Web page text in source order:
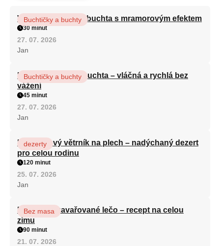
Vláčná olejová litá buchta s mramorovým efektem
Buchtičky a buchty
30 minut
27. 07. 2026
Jan
Hrnková maková buchta – vláčná a rychlá bez
vážení
Buchtičky a buchty
45 minut
27. 07. 2026
Jan
Karamelový větrník na plech – nadýchaný dezert
pro celou rodinu
dezerty
120 minut
25. 07. 2026
Jan
Babiččino zavařované lečo – recept na celou
zimu
Bez masa
90 minut
21. 07. 2026